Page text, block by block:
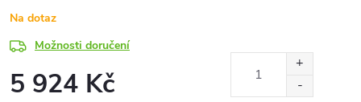
Na dotaz
Možnosti doručení
5 924 Kč